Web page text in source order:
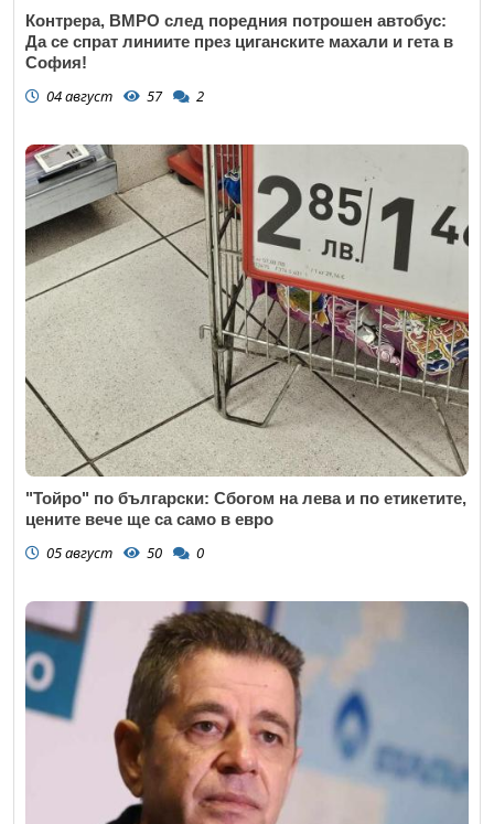
Контрера, ВМРО след поредния потрошен автобус:
Да се спрат линиите през циганските махали и гета в
София!
04 август 57 2
"Тойро" по български: Сбогом на лева и по етикетите,
цените вече ще са само в евро
05 август 50 0